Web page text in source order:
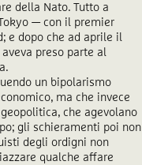
della Nato. Tutto a
— con il premier
e dopo che ad aprile il
preso parte al
un bipolarismo
ma che invece
che agevolano
gli schieramenti poi non
degli ordigni non
qualche affare